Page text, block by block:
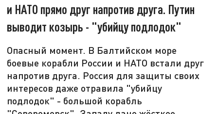
и НАТО прямо друг напротив друга. Путин
выводит козырь - "убийцу подлодок"
Опасный момент. В Балтийском море
боевые корабли России и НАТО встали друг
напротив друга. Россия для защиты своих
интересов даже отравила "убийцу
подлодок" - большой корабль